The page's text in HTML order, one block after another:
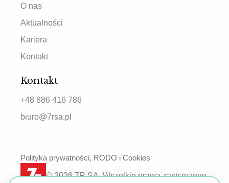
O nas
Aktualności
Kariera
Kontakt
Kontakt
+48 886 416 786
biuro@7rsa.pl
© 2026 7R SA. Wszelkie prawa zastrzeżone.
Polityka prywatności, RODO i Cookies